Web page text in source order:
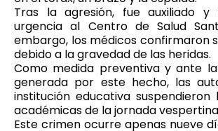
Tras la agresión, fue auxiliado y
urgencia al Centro de Salud
embargo, los médicos confirmaron
debido a la gravedad de las heridas.
Como medida preventiva y ante
generada por este hecho, las
institución educativa suspendieron
académicas de la jornada
Este crimen ocurre apenas nueve